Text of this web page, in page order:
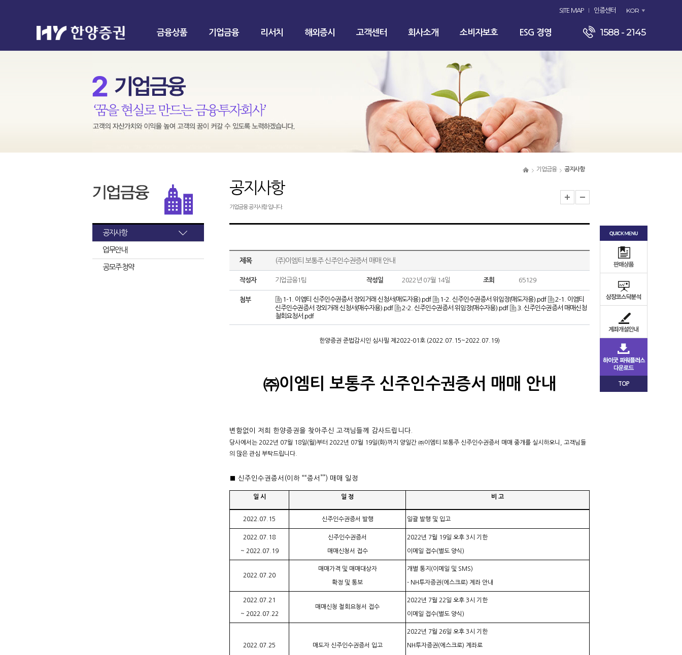
SITE MAP 인증센터 KOR
금융상품 기업금융 리서치 해외증시 고객센터 회사소개 소비자보호 ESG 경영 1588 - 2145
기업금융 공지사항
공지사항
업무안내
공모주 청약
공지사항
기업금융 공지사항 입니다.
제목 (주)이엠티 보통주 신주인수권증서 매매 안내
작성자 기업금융1팀 작성일 2022년 07월 14일 조회 65129
첨부 1-1. 이엠티 신주인수권증서 장외거래 신청서(매도자용).pdf 1-2. 신주인수권증서 위임장(매도자용).pdf
2-1. 이엠티
신주인수권증서 장외거래 신청서(매수자용).pdf
2-2. 신주인수권증서 위임장(매수자용).pdf
3. 신주인수권증서 매매신청
철회요청서.pdf
한양증권 준법감시인 심사필 제2022-01호 (2022.07.15~2022.07.19)
㈜이엠티 보통주 신주인수권증서 매매 안내
변함없이 저희 한양증권을 찾아주신 고객님들께 감사드립니다.
당사에서는 2022년 07월 18일(월)부터 2022년 07월 19일(화)까지 양일간 ㈜이엠티 보통주 신주인수권증서 매매 중개를 실시하오니, 고객님들
의 많은 관심 부탁드립니다.
■ 신주인수권증서(이하 ““증서””) 매매 일정
일 시 일 정 비 고
2022.07. 15 신주인수권증서 발행 일괄 발행 및 입고
2022.07.18
~ 2022.07. 19
신주인수권증서
매매신청서 접수
2022년 7월 19일 오후 3시 기한
이메일 접수(별도 양식)
2022.07. 20
매매가격 및 매매대상자
확정 및 통보
개별 통지(이메일 및 SMS)
- NH투자증권(에스크로) 계좌 안내
2022.07.21
~ 2022.07. 22
매매신청 철회요청서 접수
2022년 7월 22일 오후 3시 기한
이메일 접수(별도 양식)
2022.07.25 매도자 신주인수권증서 입고
2022년 7월 26일 오후 3시 기한
NH투자증권(에스크로) 계좌로
TOP